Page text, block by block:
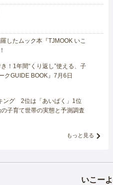
したムック本『TJMOOK いこ
！1年間“くり返し”使える、子
クGUIDE BOOK』7月6日
ング 2位は「あいぱく」1位
子育て世帯の実態と予測調査
もっと見る
いこー